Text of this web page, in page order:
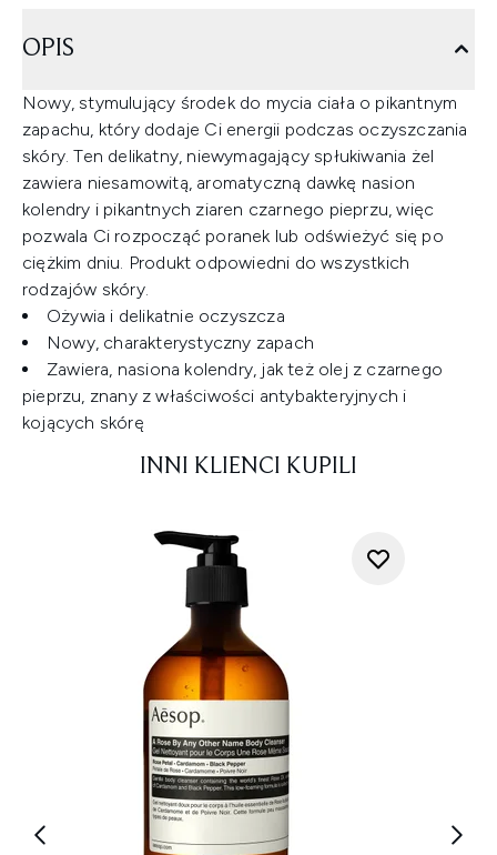
OPIS
Nowy, stymulujący środek do mycia ciała o pikantnym
zapachu, który dodaje Ci energii podczas oczyszczania
skóry. Ten delikatny, niewymagający spłukiwania żel
zawiera niesamowitą, aromatyczną dawkę nasion
kolendry i pikantnych ziaren czarnego pieprzu, więc
pozwala Ci rozpocząć poranek lub odświeżyć się po
ciężkim dniu. Produkt odpowiedni do wszystkich
rodzajów skóry.
Ożywia i delikatnie oczyszcza
Nowy, charakterystyczny zapach
Zawiera, nasiona kolendry, jak też olej z czarnego
pieprzu, znany z właściwości antybakteryjnych i
kojących skórę
INNI KLIENCI KUPILI